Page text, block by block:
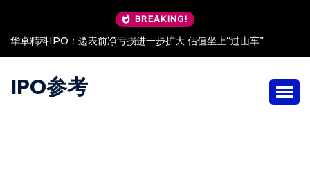
BREAKING!
华卓精科IPO：递表前净亏损进一步扩大 估值坐上“过山车”
IPO参考